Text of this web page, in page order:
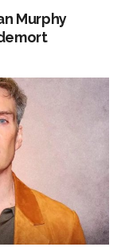
Murphy